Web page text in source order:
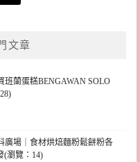
文章
蘭蛋糕BENGAWAN SOLO
廣場｜食材烘焙麵粉鬆餅粉各
(瀏覽：14)